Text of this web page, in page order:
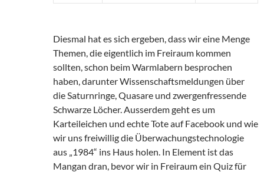
Diesmal hat es sich ergeben, dass wir eine Menge
Themen, die eigentlich im Freiraum kommen
sollten, schon beim Warmlabern besprochen
haben, darunter Wissenschaftsmeldungen über
die Saturnringe, Quasare und zwergenfressende
Schwarze Löcher. Ausserdem geht es um
Karteileichen und echte Tote auf Facebook und wie
wir uns freiwillig die Überwachungstechnologie
aus „1984“ ins Haus holen. In Element ist das
Mangan dran, bevor wir in Freiraum ein Quiz für